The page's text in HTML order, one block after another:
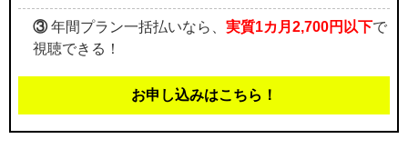
③年間プラン一括払いなら、 実質1カ月2,700円以下で
視聴できる！
お申し込みはこちら！